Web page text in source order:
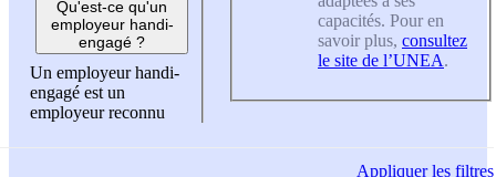
Qu'est-ce qu'un
employeur handi-
engagé ?
Un employeur handi-
engagé est un
employeur reconnu
capacités. Pour en
savoir plus, consultez
le site de l’UNEA.
Appliquerles filtres